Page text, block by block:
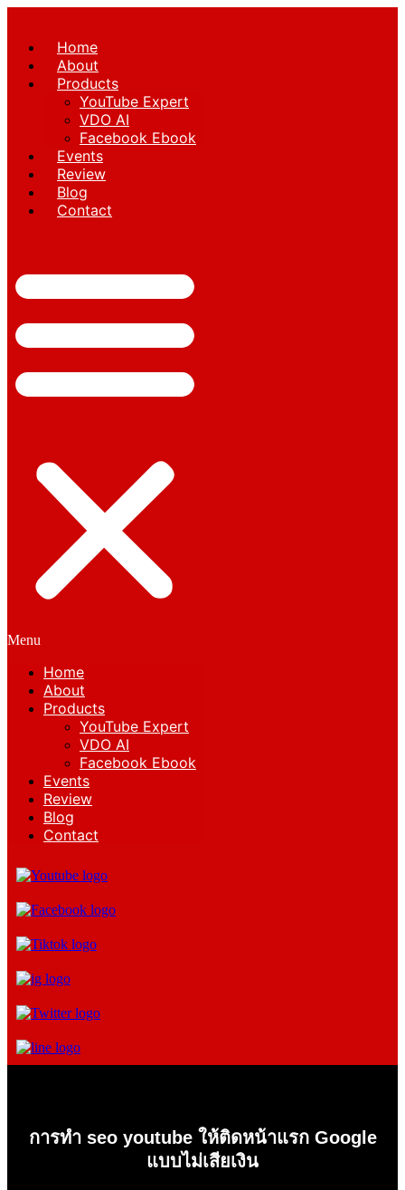
content
Home
About
Products
YouTube Expert
VDO AI
Facebook Ebook
Events
Review
Blog
Contact
Menu
Home
About
Products
YouTube Expert
VDO AI
Facebook Ebook
Events
Review
Blog
Contact
การทำ seo youtube ให้ติดหน้าแรก Google
แบบไม่เสียเงิน